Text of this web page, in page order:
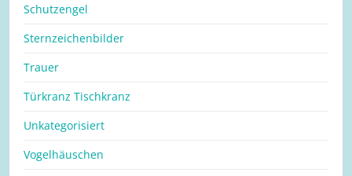
Schutzengel
Sternzeichenbilder
Trauer
Türkranz Tischkranz
Unkategorisiert
Vogelhäuschen